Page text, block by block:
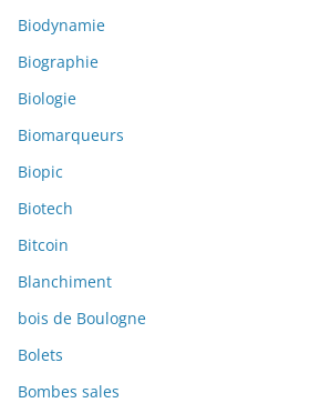
Biodynamie
Biographie
Biologie
Biomarqueurs
Biopic
Biotech
Bitcoin
Blanchiment
bois de Boulogne
Bolets
Bombes sales